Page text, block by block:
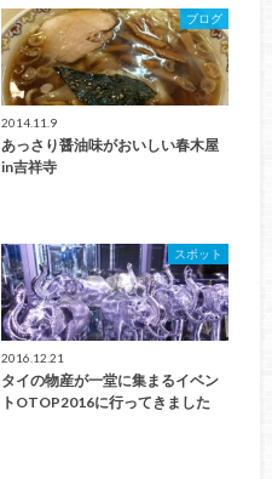
ブログ
2014.11.9
あっさり醤油味がおいしい春木屋
in吉祥寺
スポット
2016.12.21
タイの物産が一堂に集まるイベン
トOTOP2016に行ってきました